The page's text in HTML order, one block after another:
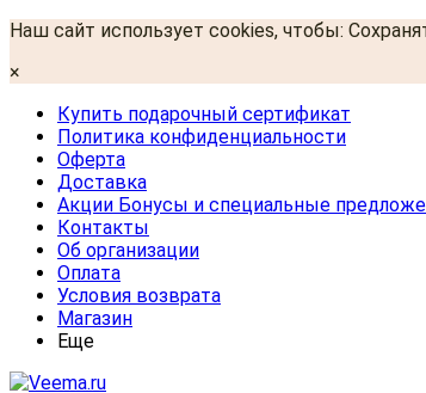
Наш сайт использует cookies, чтобы:
×
Купить подарочный сертификат
Политика конфиденциальности
Оферта
Доставка
Акции Бонусы и специальные
Контакты
Об организации
Оплата
Условия возврата
Магазин
Еще